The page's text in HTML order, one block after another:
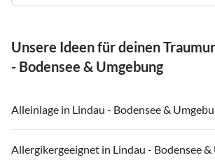
Unsere Ideen für deinen
- Bodensee & Umgebung
Alleinlage in Lindau - Bodensee &
Allergikergeeignet in Lindau - Bodensee &